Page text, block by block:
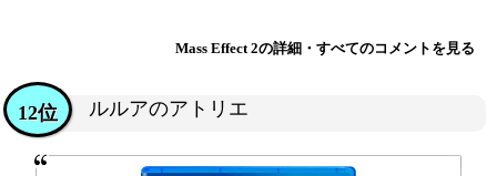
Mass Effect 2の詳細・すべてのコメントを見る
ルルアのアトリエ
12位